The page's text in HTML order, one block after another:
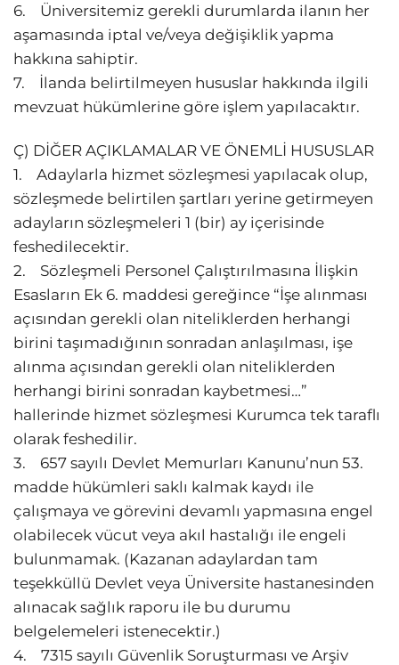
6. Üniversitemiz gerekli durumlarda ilanın her
aşamasında iptal ve/veya değişiklik yapma
hakkına sahiptir.
7. İlanda belirtilmeyen hususlar hakkında ilgili
mevzuat hükümlerine göre işlem yapılacaktır.
Ç) DİĞER AÇIKLAMALAR VE ÖNEMLİ HUSUSLAR
1. Adaylarla hizmet sözleşmesi yapılacak olup,
sözleşmede belirtilen şartları yerine getirmeyen
adayların sözleşmeleri 1 (bir) ay içerisinde
feshedilecektir.
2. Sözleşmeli Personel Çalıştırılmasına İlişkin
Esasların Ek 6. maddesi gereğince “İşe alınması
açısından gerekli olan niteliklerden herhangi
birini taşımadığının sonradan anlaşılması, işe
alınma açısından gerekli olan niteliklerden
herhangi birini sonradan kaybetmesi…”
hallerinde hizmet sözleşmesi Kurumca tek taraflı
olarak feshedilir.
3. 657 sayılı Devlet Memurları Kanunu’nun 53.
madde hükümleri saklı kalmak kaydı ile
çalışmaya ve görevini devamlı yapmasına engel
olabilecek vücut veya akıl hastalığı ile engeli
bulunmamak. (Kazanan adaylardan tam
teşekküllü Devlet veya Üniversite hastanesinden
alınacak sağlık raporu ile bu durumu
belgelemeleri istenecektir.)
4. 7315 sayılı Güvenlik Soruşturması ve Arşiv